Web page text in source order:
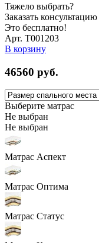
Тяжело выбрать?
Заказать консультацию
Это бесплатно!
Арт. Т001203
В корзину
46560 руб.
Выберите матрас
Не выбран
Не выбран
Матрас Аспект
Матрас Оптима
Матрас Статус